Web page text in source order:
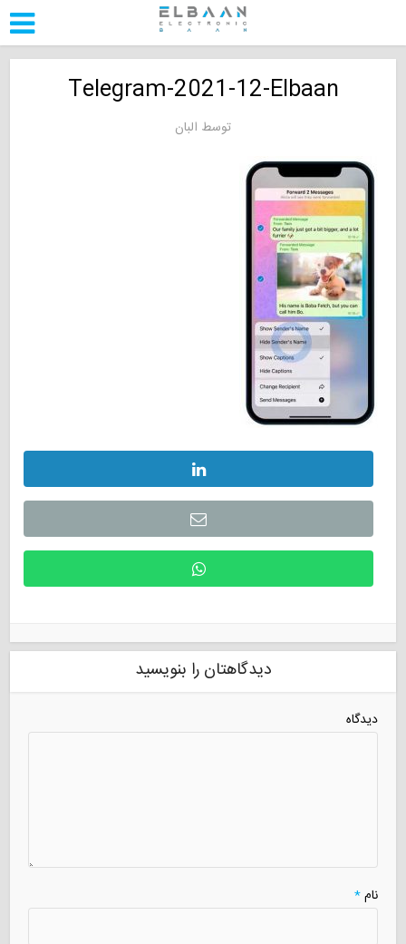
Telegram-2021-12-Elbaan
توسط البان
دیدگاهتان را بنویسید
دیدگاه
نام*